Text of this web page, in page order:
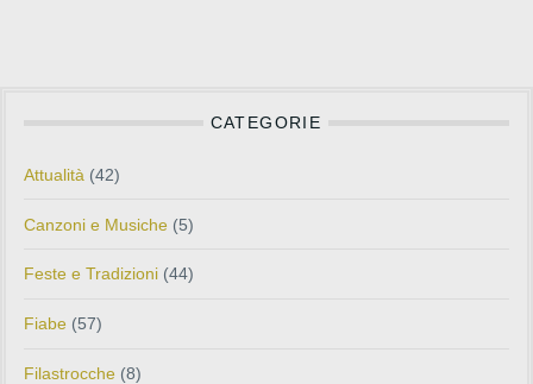
CATEGORIE
Attualità (42)
Canzoni e Musiche (5)
Feste e Tradizioni (44)
Fiabe (57)
Filastrocche (8)